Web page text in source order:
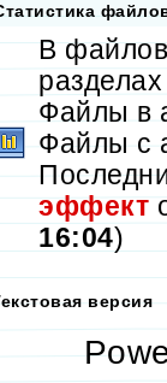
В
разделах
Файлы в
Файлы с
эффект
16:04)
версия